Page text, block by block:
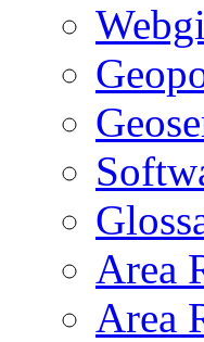
Area
Area